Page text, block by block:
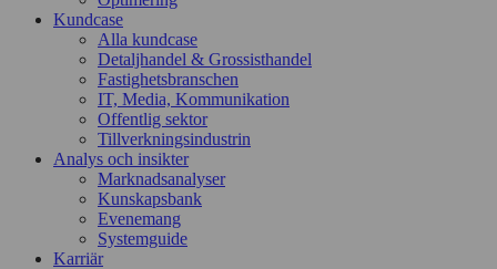
Kundcase
Alla kundcase
Detaljhandel & Grossisthandel
Fastighetsbranschen
IT, Media, Kommunikation
Offentlig sektor
Tillverkningsindustrin
Analys och insikter
Marknadsanalyser
Kunskapsbank
Evenemang
Systemguide
Karriär